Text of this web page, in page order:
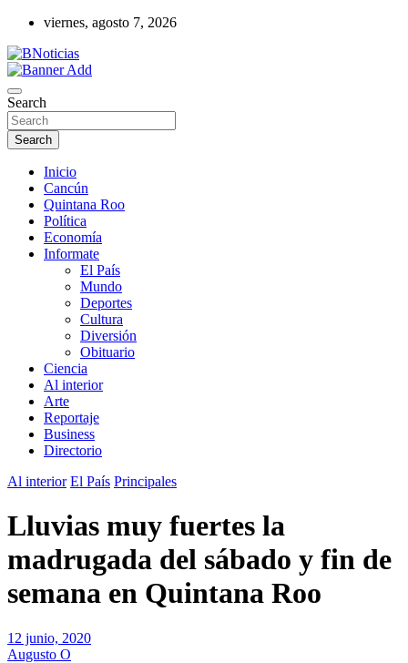
Skip
content
viernes, agosto 7, 2026
BNoticias
Search
Search
Inicio
Cancún
Quintana Roo
Política
Economía
Informate
El País
Mundo
Deportes
Cultura
Diversión
Obituario
Ciencia
Al interior
Arte
Reportaje
Business
Directorio
Al interior El País Principales
Lluvias muy fuertes la
madrugada del sábado y fin de
semana en Quintana Roo
12 junio, 2020
Augusto O